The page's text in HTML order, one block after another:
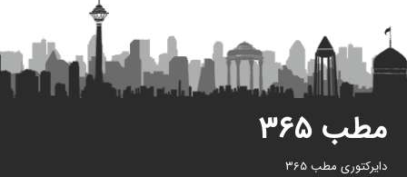
مطب ۳۶۵
دایرکتوری مطب 365